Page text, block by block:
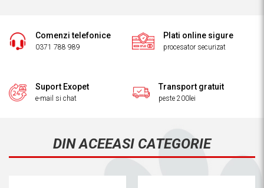
Comenzi telefonice
0371 788 989
Plati online sigure
procesator securizat
Suport Exopet
e-mail si chat
Transport gratuit
peste 200lei
DIN ACEEASI CATEGORIE